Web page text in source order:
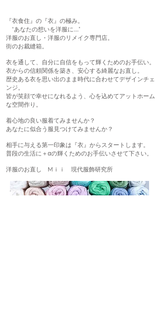
『衣食住』の『衣』の極み。
​ “あなたの想いを洋服に……”
洋服のお直し・洋服のリメイク専門店。
街のお裁縫箱。
衣を通して、自分に自信をもって輝くためのお手伝い。
衣からの信頼関係を築き、安心する綺麗なお直し。
歴史ある衣を思い出のまま時代に合わせてデザインチェ
ンジ。
皆が笑顔で幸せになれるよう、心を込めてアットホーム
な空間作り。
着心地の良い服着てみませんか？
あなたに似合う服見つけてみませんか？
相手に与える第一印象は『衣』からスタートします。
普段の生活に＋αの輝くためのお手伝いさせて下さい。
​洋服のお直し Mｉｉ 現代服飾研究所